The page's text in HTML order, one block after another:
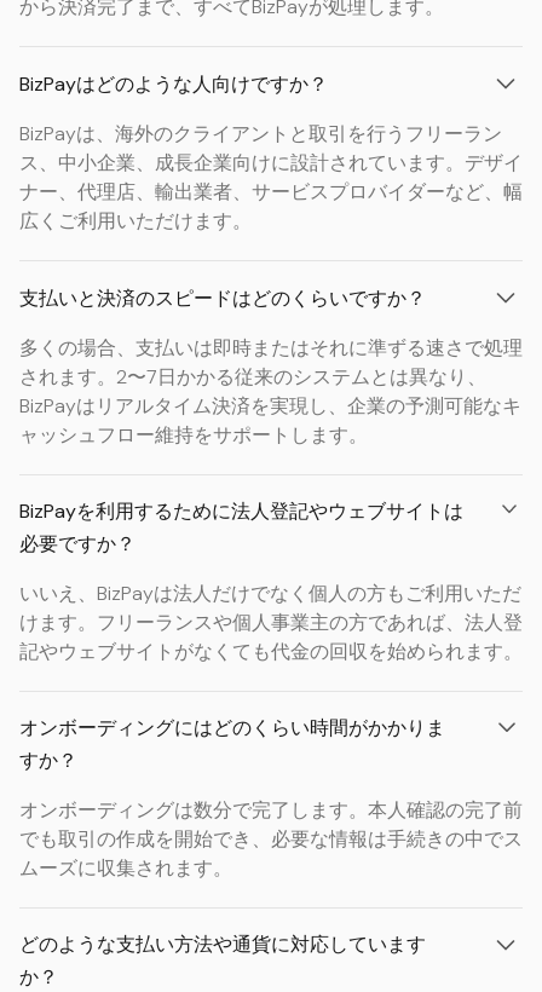
から決済完了まで、すべてBizPayが処理します。
BizPayはどのような人向けですか？
BizPayは、海外のクライアントと取引を行うフリーラン
ス、中小企業、成長企業向けに設計されています。デザイ
ナー、代理店、輸出業者、サービスプロバイダーなど、幅
広くご利用いただけます。
支払いと決済のスピードはどのくらいですか？
多くの場合、支払いは即時またはそれに準ずる速さで処理
されます。2〜7日かかる従来のシステムとは異なり、
BizPayはリアルタイム決済を実現し、企業の予測可能なキ
ャッシュフロー維持をサポートします。
BizPayを利用するために法人登記やウェブサイトは
必要ですか？
いいえ、BizPayは法人だけでなく個人の方もご利用いただ
けます。フリーランスや個人事業主の方であれば、法人登
記やウェブサイトがなくても代金の回収を始められます。
オンボーディングにはどのくらい時間がかかりま
すか？
オンボーディングは数分で完了します。本人確認の完了前
でも取引の作成を開始でき、必要な情報は手続きの中でス
ムーズに収集されます。
どのような支払い方法や通貨に対応しています
か？